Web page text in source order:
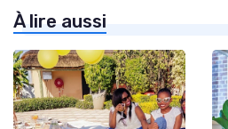
À lire aussi